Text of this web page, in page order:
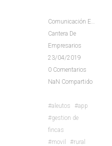
Comunicación E+e
Cantera De
Empresarios
23/04/2019
0 Comentarios
NaN Compartido
aleutos
app
gestion de
fincas
movil
rural